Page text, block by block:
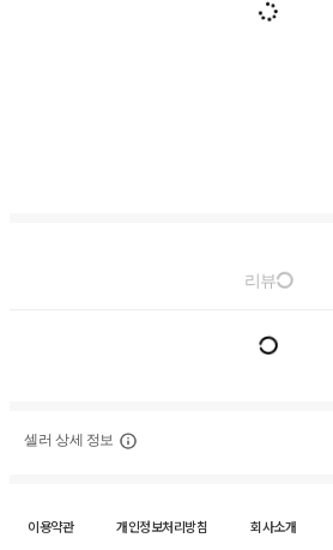
리뷰
셀러 상세 정보
이용약관 개인정보처리방침 회사소개